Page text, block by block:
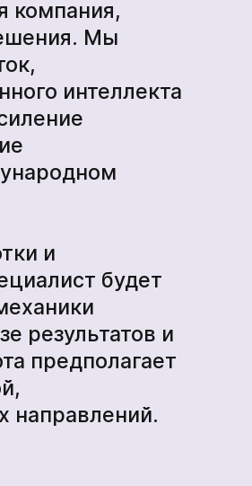
компания,
Мы
интеллекта
и
будет
результатов и
предполагает
направлений.